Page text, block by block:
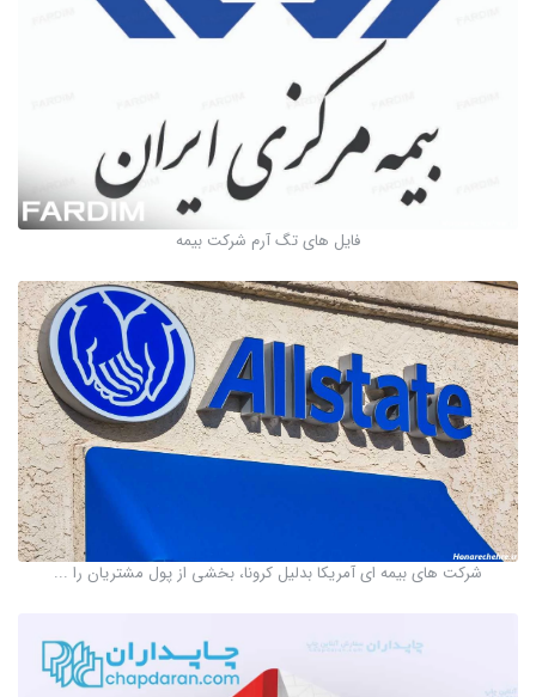
فایل های تگ آرم شرکت بیمه
شرکت های بیمه ای آمریکا بدلیل کرونا، بخشی از پول مشتریان را ...